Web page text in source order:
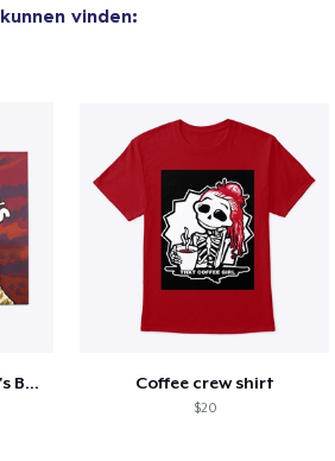
kunnen vinden:
Happy Mouth Children's Book Coffee crew shirt
$20